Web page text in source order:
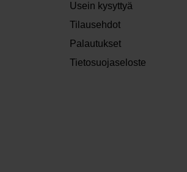
Usein kysyttyä
Tilausehdot
Palautukset
Tietosuojaseloste